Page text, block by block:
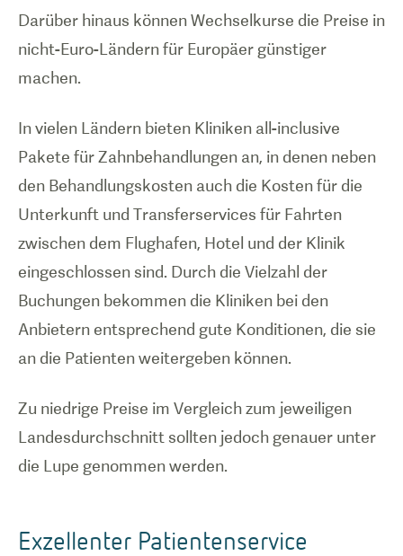
Darüber hinaus können Wechselkurse die Preise in
nicht-Euro-Ländern für Europäer günstiger
machen.
In vielen Ländern bieten Kliniken all-inclusive
Pakete für Zahnbehandlungen an, in denen neben
den Behandlungskosten auch die Kosten für die
Unterkunft und Transferservices für Fahrten
zwischen dem Flughafen, Hotel und der Klinik
eingeschlossen sind. Durch die Vielzahl der
Buchungen bekommen die Kliniken bei den
Anbietern entsprechend gute Konditionen, die sie
an die Patienten weitergeben können.
Zu niedrige Preise im Vergleich zum jeweiligen
Landesdurchschnitt sollten jedoch genauer unter
die Lupe genommen werden.
Exzellenter Patientenservice